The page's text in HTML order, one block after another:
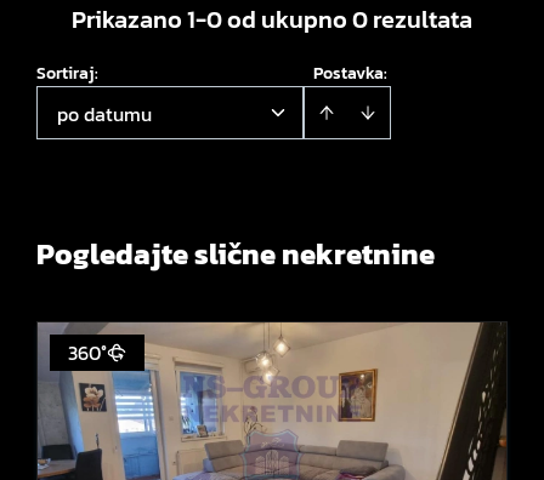
Prikazano 1-0 od ukupno 0 rezultata
Postavka:
Sortiraj:
po datumu
Pogledajte slične nekretnine
360°